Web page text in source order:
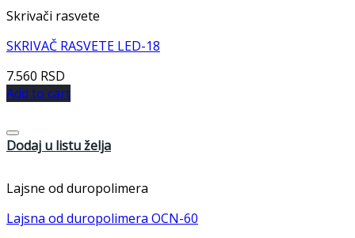
Skrivači rasvete
SKRIVAČ RASVETE LED-18
7.560 RSD
Add to cart
Dodaj u listu želja
Lajsne od duropolimera
Lajsna od duropolimera OCN-60